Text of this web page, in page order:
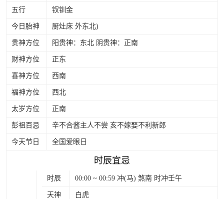
五行 钗钏金
今日胎神 厨灶床 外东北)
贵神方位 阳贵神：东北 阴贵神：正南
财神方位 正东
喜神方位 西南
福神方位 西北
太岁方位 正南
彭祖百忌 辛不合酱主人不尝 亥不嫁娶不利新郎
今天节日 全国爱眼日
时辰宜忌
时辰 00:00 ~ 00:59 冲(马) 煞南 时冲壬午
天神 白虎